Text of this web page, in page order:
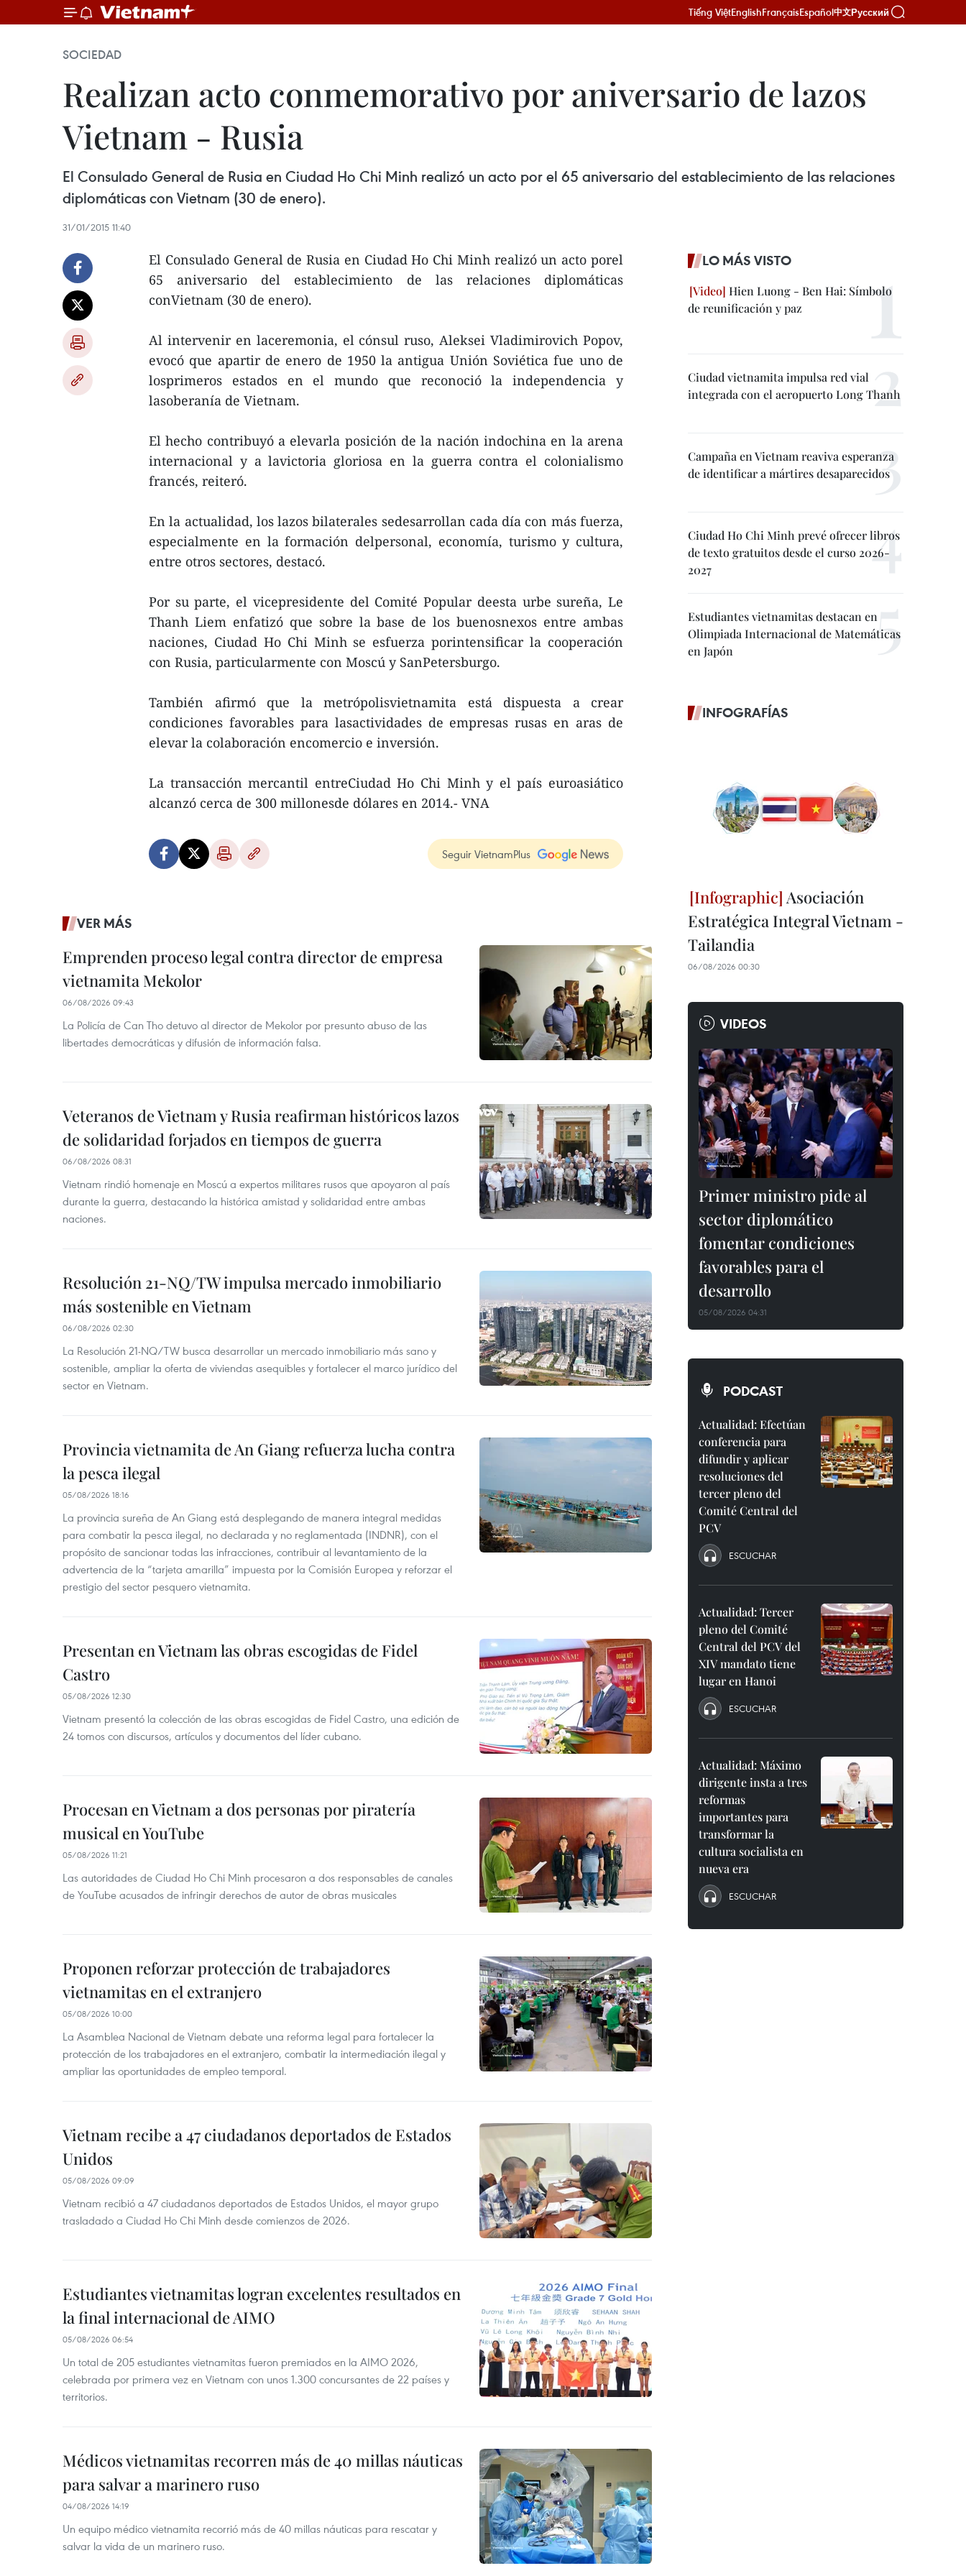
Tiếng ViệtEnglishFrançaisEspañol中文Русский
SOCIEDAD
Realizan acto conmemorativo por aniversario de lazos
Vietnam - Rusia
El Consulado General de Rusia en Ciudad Ho Chi Minh realizó un acto por el 65 aniversario del establecimiento de las relaciones
diplomáticas con Vietnam (30 de enero).
31/01/2015 11:40
El Consulado General de Rusia en Ciudad Ho Chi Minh realizó un acto porel
65 aniversario del establecimiento de las relaciones diplomáticas
conVietnam (30 de enero).
Al intervenir en laceremonia, el cónsul ruso, Aleksei Vladimirovich Popov,
evocó que apartir de enero de 1950 la antigua Unión Soviética fue uno de
losprimeros estados en el mundo que reconoció la independencia y
lasoberanía de Vietnam.
El hecho contribuyó a elevarla posición de la nación indochina en la arena
internacional y a lavictoria gloriosa en la guerra contra el colonialismo
francés, reiteró.
En la actualidad, los lazos bilaterales sedesarrollan cada día con más fuerza,
especialmente en la formación delpersonal, economía, turismo y cultura,
entre otros sectores, destacó.
Por su parte, el vicepresidente del Comité Popular deesta urbe sureña, Le
Thanh Liem enfatizó que sobre la base de los buenosnexos entre ambas
naciones, Ciudad Ho Chi Minh se esfuerza porintensificar la cooperación
con Rusia, particularmente con Moscú y SanPetersburgo.
También afirmó que la metrópolisvietnamita está dispuesta a crear
condiciones favorables para lasactividades de empresas rusas en aras de
elevar la colaboración encomercio e inversión.
La transacción mercantil entreCiudad Ho Chi Minh y el país euroasiático
alcanzó cerca de 300 millonesde dólares en 2014.- VNA
Seguir VietnamPlus
VER MÁS
Emprenden proceso legal contra director de empresa
vietnamita Mekolor
06/08/2026 09:43
La Policía de Can Tho detuvo al director de Mekolor por presunto abuso de las
libertades democráticas y difusión de información falsa.
Veteranos de Vietnam y Rusia reafirman históricos lazos
de solidaridad forjados en tiempos de guerra
06/08/2026 08:31
Vietnam rindió homenaje en Moscú a expertos militares rusos que apoyaron al país
durante la guerra, destacando la histórica amistad y solidaridad entre ambas
naciones.
Resolución 21-NQ/TW impulsa mercado inmobiliario
más sostenible en Vietnam
06/08/2026 02:30
La Resolución 21-NQ/TW busca desarrollar un mercado inmobiliario más sano y
sostenible, ampliar la oferta de viviendas asequibles y fortalecer el marco jurídico del
sector en Vietnam.
Provincia vietnamita de An Giang refuerza lucha contra
la pesca ilegal
05/08/2026 18:16
La provincia sureña de An Giang está desplegando de manera integral medidas
para combatir la pesca ilegal, no declarada y no reglamentada (INDNR), con el
propósito de sancionar todas las infracciones, contribuir al levantamiento de la
advertencia de la “tarjeta amarilla” impuesta por la Comisión Europea y reforzar el
prestigio del sector pesquero vietnamita.
Presentan en Vietnam las obras escogidas de Fidel
Castro
05/08/2026 12:30
Vietnam presentó la colección de las obras escogidas de Fidel Castro, una edición de
24 tomos con discursos, artículos y documentos del líder cubano.
Procesan en Vietnam a dos personas por piratería
musical en YouTube
05/08/2026 11:21
Las autoridades de Ciudad Ho Chi Minh procesaron a dos responsables de canales
de YouTube acusados de infringir derechos de autor de obras musicales
Proponen reforzar protección de trabajadores
vietnamitas en el extranjero
05/08/2026 10:00
La Asamblea Nacional de Vietnam debate una reforma legal para fortalecer la
protección de los trabajadores en el extranjero, combatir la intermediación ilegal y
ampliar las oportunidades de empleo temporal.
Vietnam recibe a 47 ciudadanos deportados de Estados
Unidos
05/08/2026 09:09
Vietnam recibió a 47 ciudadanos deportados de Estados Unidos, el mayor grupo
trasladado a Ciudad Ho Chi Minh desde comienzos de 2026.
Estudiantes vietnamitas logran excelentes resultados en
la final internacional de AIMO
05/08/2026 06:54
Un total de 205 estudiantes vietnamitas fueron premiados en la AIMO 2026,
celebrada por primera vez en Vietnam con unos 1.300 concursantes de 22 países y
territorios.
Médicos vietnamitas recorren más de 40 millas náuticas
para salvar a marinero ruso
04/08/2026 14:19
Un equipo médico vietnamita recorrió más de 40 millas náuticas para rescatar y
salvar la vida de un marinero ruso.
LO MÁS VISTO
Hien Luong - Ben Hai: Símbolo
de reunificación y paz
Ciudad vietnamita impulsa red vial
integrada con el aeropuerto Long Thanh
Campaña en Vietnam reaviva esperanza
de identificar a mártires desaparecidos
Ciudad Ho Chi Minh prevé ofrecer libros
de texto gratuitos desde el curso 2026-
2027
Estudiantes vietnamitas destacan en
Olimpiada Internacional de Matemáticas
en Japón
INFOGRAFÍAS
Asociación
Estratégica Integral Vietnam -
Tailandia
06/08/2026 00:30
VIDEOS
Primer ministro pide al
sector diplomático
fomentar condiciones
favorables para el
desarrollo
05/08/2026 04:31
PODCAST
Actualidad: Efectúan
conferencia para
difundir y aplicar
resoluciones del
tercer pleno del
Comité Central del
PCV
ESCUCHAR
Actualidad: Tercer
pleno del Comité
Central del PCV del
XIV mandato tiene
lugar en Hanoi
ESCUCHAR
Actualidad: Máximo
dirigente insta a tres
reformas
importantes para
transformar la
cultura socialista en
nueva era
ESCUCHAR